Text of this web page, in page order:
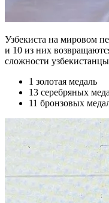
Узбекиста на мировом
и 10 из них
сложности
1 золотая медаль
13 серебряных
11 бронзовых